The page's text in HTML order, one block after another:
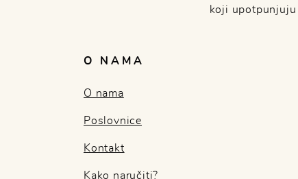
koji upotpunjuju
O NAMA
O nama
Poslovnice
Kontakt
Kako naručiti?